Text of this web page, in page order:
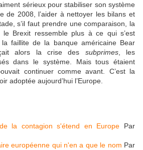
sérieux pour stabiliser son système
de 2008, l’aider à nettoyer les bilans et
s’il faut prendre une comparaison, la
le Brexit ressemble plus à ce qui s’est
faillite de la banque américaine Bear
alors la crise des subprimes, les
dans le système. Mais tous étaient
continuer comme avant. C’est la
adoptée aujourd’hui l’Europe.
la contagion s'étend en Europe
Par
européenne qui n'en a que le nom Par